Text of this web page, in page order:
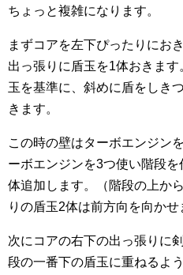
ちょっと複雑になります。
まずコアを左下ぴったりにお
出っ張りに盾玉を1体おきま
玉を基準に、斜めに盾をしき
きます。
この時の壁はターボエンジン
ーボエンジンを3つ使い階段
体追加します。（階段の上か
りの盾玉2体は前方向を向かせ
次にコアの右下の出っ張りに
段の一番下の盾玉に重ねるよ